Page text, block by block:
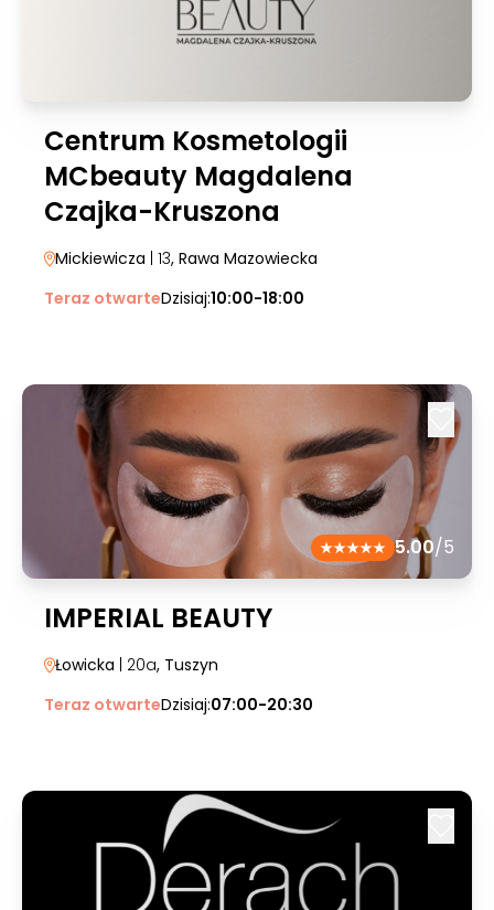
Centrum Kosmetologii
MCbeauty Magdalena
Czajka-Kruszona
Mickiewicza | 13, Rawa Mazowiecka
Teraz otwarteDzisiaj:10:00-18:00
5.00/5
IMPERIAL BEAUTY
Łowicka | 20a, Tuszyn
Teraz otwarteDzisiaj:07:00-20:30